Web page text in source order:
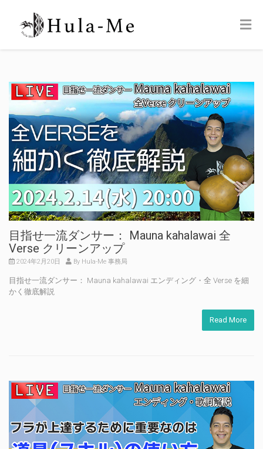
目指せ一流ダンサー： Mauna kahalawai 全
Verse クリーンアップ
2024年2月20日 By Hula-Me 事務局
目指せ一流ダンサー： Mauna kahalawai エンディング・全 Verse を細
かく徹底解説
Read More